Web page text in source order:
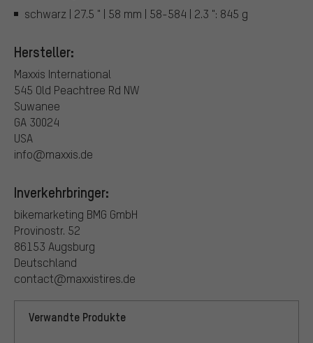
schwarz | 27.5 " | 58 mm | 58-584 | 2.3 ": 845 g
Hersteller:
Maxxis International
545 Old Peachtree Rd NW
Suwanee
GA 30024
USA
info@maxxis.de
Inverkehrbringer:
bikemarketing BMG GmbH
Provinostr. 52
86153 Augsburg
Deutschland
contact@maxxistires.de
Verwandte Produkte